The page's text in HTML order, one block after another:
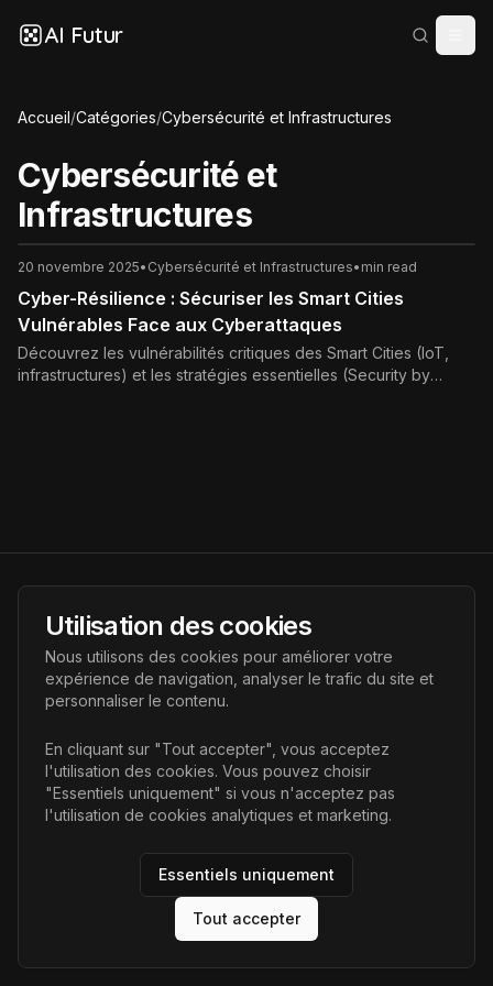
AI Futur
Accueil/Catégories/Cybersécurité et Infrastructures
Cybersécurité et
Infrastructures
20 novembre 2025• Cybersécurité et Infrastructures• min read
Cyber-Résilience : Sécuriser les Smart Cities
Vulnérables Face aux Cyberattaques
Découvrez les vulnérabilités critiques des Smart Cities (IoT,
infrastructures) et les stratégies essentielles (Security by
AI Futur
Portail de l'avenir de l'intelligence artificielle, vous aidant à
découvrir les dernières technologies IA.
Liens
Accueil
Articles
AI Futur. Tous droits réservés.
Utilisation des cookies
Nous utilisons des cookies pour améliorer votre
expérience de navigation, analyser le trafic du site et
personnaliser le contenu.
En cliquant sur "Tout accepter", vous acceptez
l'utilisation des cookies. Vous pouvez choisir
"Essentiels uniquement" si vous n'acceptez pas
l'utilisation de cookies analytiques et marketing.
Essentiels uniquement
Tout accepter